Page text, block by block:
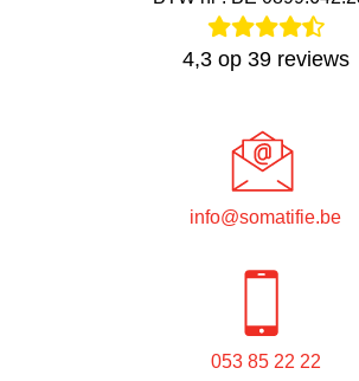
4,3op 39reviews
info@somatifie.be
053 85 22 22